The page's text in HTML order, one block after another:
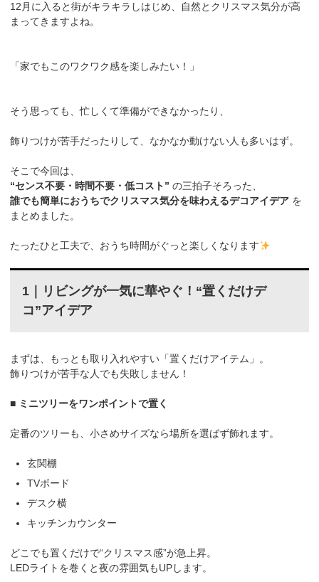
12月に入ると街がキラキラしはじめ、自然とクリスマス気分が高
まってきますよね。
「家でもこのワクワク感を楽しみたい！」
そう思っても、忙しくて準備ができなかったり、
飾りつけが苦手だったりして、なかなか動けない人も多いはず。
そこで今回は、
“センス不要・時間不要・低コスト” の三拍子そろった、
誰でも簡単におうちでクリスマス気分を味わえるデコアイデア を
まとめました。
たったひと工夫で、おうち時間がぐっと楽しくなります
1｜リビングが一気に華やぐ！“置くだけデ
コ”アイデア
まずは、もっとも取り入れやすい「置くだけアイテム」。
飾りつけが苦手な人でも失敗しません！
■ ミニツリーをワンポイントで置く
定番のツリーも、小さめサイズなら場所を選ばず飾れます。
玄関棚
TVボード
デスク横
キッチンカウンター
どこでも置くだけで“クリスマス感”が急上昇。
LEDライトを巻くと夜の雰囲気もUPします。